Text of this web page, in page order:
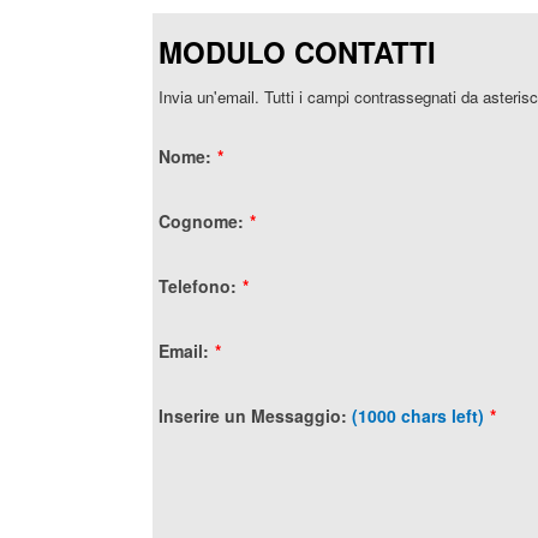
MODULO CONTATTI
Invia un'email. Tutti i campi contrassegnati da
Nome: *
Cognome: *
Telefono: *
Email: *
Inserire un Messaggio: (1000 chars left) *